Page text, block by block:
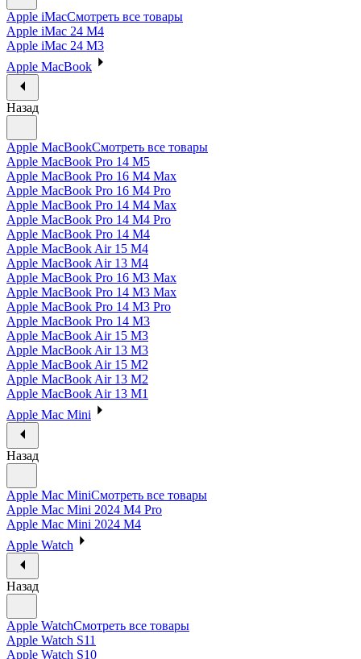
Apple iMacСмотреть все товары
Apple iMac 24 M4
Apple iMac 24 M3
Apple MacBook
Назад
Apple MacBookСмотреть все товары
Apple MacBook Pro 14 M5
Apple MacBook Pro 16 M4 Max
Apple MacBook Pro 16 M4 Pro
Apple MacBook Pro 14 M4 Max
Apple MacBook Pro 14 M4 Pro
Apple MacBook Pro 14 M4
Apple MacBook Air 15 M4
Apple MacBook Air 13 M4
Apple MacBook Pro 16 M3 Max
Apple MacBook Pro 14 M3 Max
Apple MacBook Pro 14 M3 Pro
Apple MacBook Pro 14 M3
Apple MacBook Air 15 M3
Apple MacBook Air 13 M3
Apple MacBook Air 15 M2
Apple MacBook Air 13 M2
Apple MacBook Air 13 M1
Apple Mac Mini
Назад
Apple Mac MiniСмотреть все товары
Apple Mac Mini 2024 M4 Pro
Apple Mac Mini 2024 M4
Apple Watch
Назад
Apple WatchСмотреть все товары
Apple Watch S11
Apple Watch S10